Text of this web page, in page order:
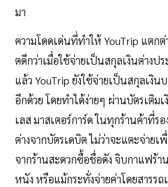
มา
ความโดดเด่นที่ทำให้ YouTrip แตกต่
ตดีกว่าเมื่อใช้จ่ายเป็นสกุลเงินต่างปร
แล้ว YouTrip ยังใช้จ่ายเป็นสกุลเงิ
อีกด้วย โดยทำได้ง่ายๆ ผ่านบัตรเติ
เลส มาสเตอร์การ์ด ในทุกร้านค้าที่ร
ต่างจากบัตรเดบิต ไม่ว่าจะแตะจ่ายเ
จากร้านสะดวกซื้อชื่อดัง จิบกาแฟร้า
หนัง หรือแม้กระทั่งจ่ายค่าโดยสารรถ